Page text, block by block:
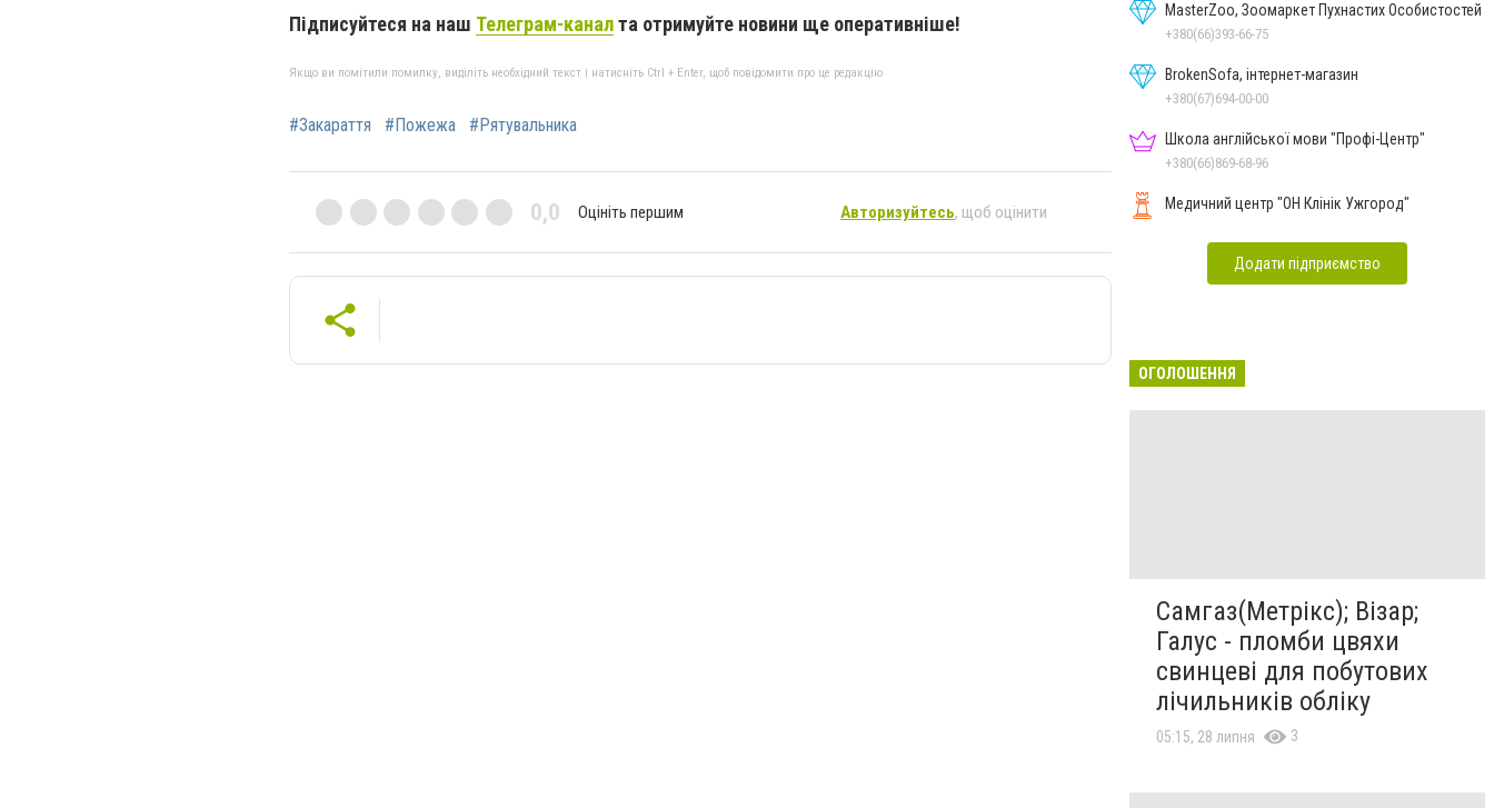
Підписуйтеся на наш Телеграм-каналта отримуйте новини ще оперативніше!
Якщо ви помітили помилку, виділіть необхідний текст і натисніть Ctrl + Enter, щоб повідомити про це редакцію
#Закараття #Пожежа #Рятувальника
0,0 Оцініть першим Авторизуйтесь, щоб оцінити
MasterZoo, Зоомаркет Пухнастих Особистостей
+380(66)393-66-75
BrokenSofa, інтернет-магазин
+380(67)694-00-00
Школа англійської мови "Профі-Центр"
+380(66)869-68-96
Медичний центр "ОН Клінік Ужгород"
Додати підприємство
ОГОЛОШЕННЯ
Самгаз(Метрікс); Візар;
Галус - пломби цвяхи
свинцеві для побутових
лічильників обліку
05:15, 28 липня 3